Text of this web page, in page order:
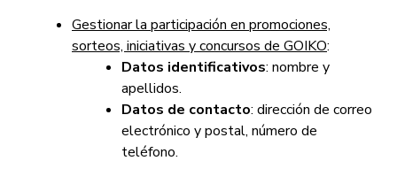
Gestionar la participación en promociones,
sorteos, iniciativas y concursos de GOIKO:
Datos identificativos: nombre y
apellidos.
Datos de contacto: dirección de correo
electrónico y postal, número de
teléfono.